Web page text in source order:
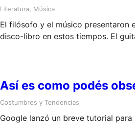
Literatura Música
El filósofo y el músico presentaron
disco-libro en estos tiempos. El
Así es como podés
Costumbres y Tendencias
Google lanzó un breve tutorial